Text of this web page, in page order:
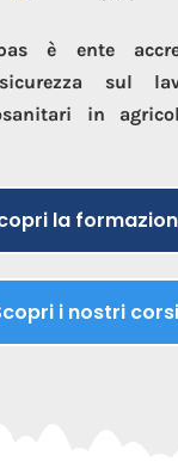
è ente
sul
in
la
i nostri